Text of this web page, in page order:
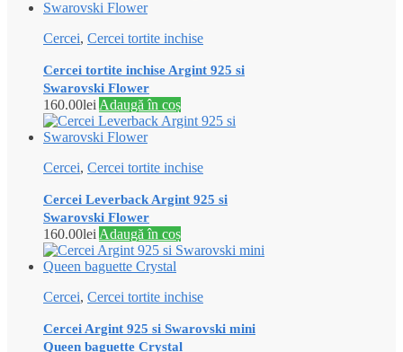
Cercei, Cercei tortite inchise
Cercei tortite inchise Argint 925 si
Swarovski Flower
160.00lei Adaugă în coș
Cercei, Cercei tortite inchise
Cercei Leverback Argint 925 si
Swarovski Flower
160.00lei Adaugă în coș
Cercei, Cercei tortite inchise
Cercei Argint 925 si Swarovski mini
Queen baguette Crystal